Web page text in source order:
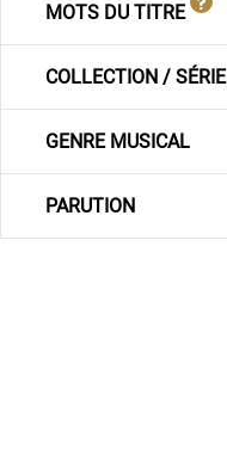
MOTS DU TITRE
COLLECTION / SÉRIE
GENRE MUSICAL
PARUTION